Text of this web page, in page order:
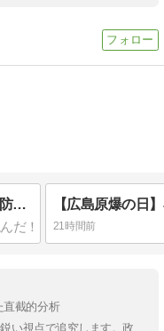
さなゑ８月改造内閣「前」に「小泉防衛大臣」に辞表を提出させろ。
21時間前
直截的分析
い視点で追究します。政